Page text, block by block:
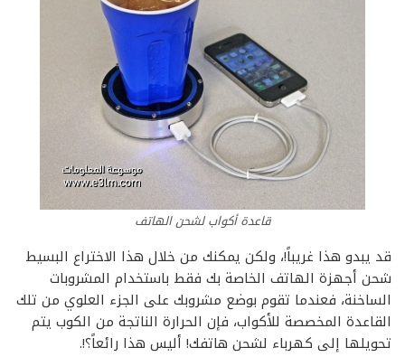
قاعدة أكواب لشحن الهاتف
قد يبدو هذا غريباً!، ولكن يمكنك من خلال هذا الاختراع البسيط
شحن أجهزة الهاتف الخاصة بك فقط باستخدام المشروبات
الساخنة، فعندما تقوم بوضع مشروبك على الجزء العلوي من تلك
القاعدة المخصصة للأكواب، فإن الحرارة الناتجة من الكوب يتم
تحويلها إلى كهرباء لشحن هاتفك! أليس هذا رائعاً؟!.